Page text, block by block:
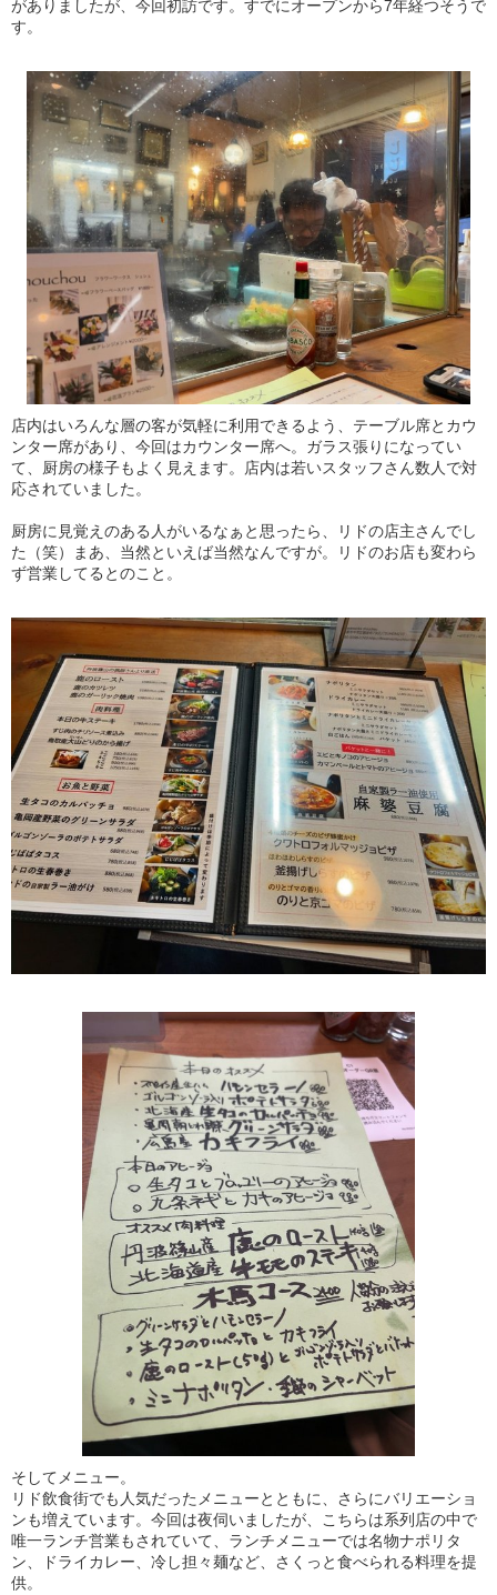
がありましたが、今回初訪です。すでにオープンから7年経つそうで
す。
店内はいろんな層の客が気軽に利用できるよう、テーブル席とカウ
ンター席があり、今回はカウンター席へ。ガラス張りになってい
て、厨房の様子もよく見えます。店内は若いスタッフさん数人で対
応されていました。
厨房に見覚えのある人がいるなぁと思ったら、リドの店主さんでし
た（笑）まあ、当然といえば当然なんですが。リドのお店も変わら
ず営業してるとのこと。
そしてメニュー。
リド飲食街でも人気だったメニューとともに、さらにバリエーショ
ンも増えています。今回は夜伺いましたが、こちらは系列店の中で
唯一ランチ営業もされていて、ランチメニューでは名物ナポリタ
ン、ドライカレー、冷し担々麺など、さくっと食べられる料理を提
供。